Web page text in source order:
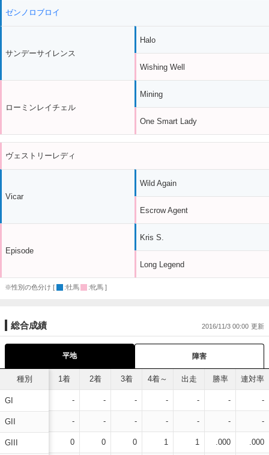
ゼンノロブロイ
サンデーサイレンス
ローミンレイチェル
Halo
Wishing Well
Mining
One Smart Lady
ヴェストリーレディ
Vicar
Episode
Wild Again
Escrow Agent
Kris S.
Long Legend
※性別の色分け [ :牡馬 :牝馬 ]
総合成績 2016/11/3 00:00
平地 障害
種別
GI
GII
GIII
1着 2着 3着 4着～ 出走 勝率 連対率
- - - - - - -
- - - - - - -
0 0 0 1 1 .000 .000